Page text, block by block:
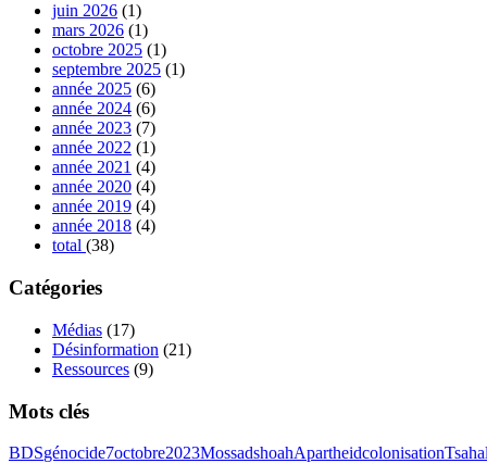
juin 2026 (1)
mars 2026 (1)
octobre 2025 (1)
septembre 2025 (1)
année 2025 (6)
année 2024 (6)
année 2023 (7)
année 2022 (1)
année 2021 (4)
année 2020 (4)
année 2019 (4)
année 2018 (4)
total (38)
Catégories
Médias (17)
Désinformation (21)
Ressources (9)
Mots clés
BDSgénocide7octobre2023MossadshoahApartheidcolonisation